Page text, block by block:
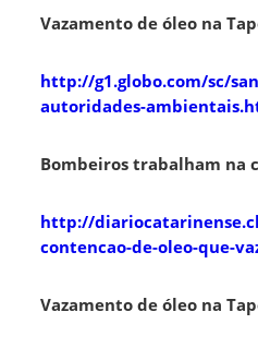
Vazamento de óleo na
http://g1.globo.com/sc/
autoridades-
Bombeiros trabalham na
http://
contencao-de-oleo-que-
Vazamento de óleo na